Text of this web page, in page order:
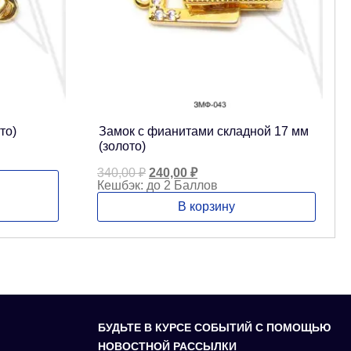
Замок с фианитами складной 17 мм
(золото)
340,00₽ Первоначальная
цена
составляла
340,00 ₽.
240,00 ₽Текущая
цена:
240,00 ₽.
Кешбэк: до 2 Баллов
В корзину
БУДЬТЕ В КУРСЕ СОБЫТИЙ С ПОМОЩЬЮ
НОВОСТНОЙ РАССЫЛКИ